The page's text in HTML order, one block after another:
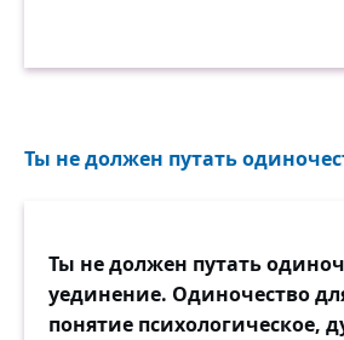
Ты не должен путать
Ты не должен путать
уединение. Одиночество
понятие психологическое,